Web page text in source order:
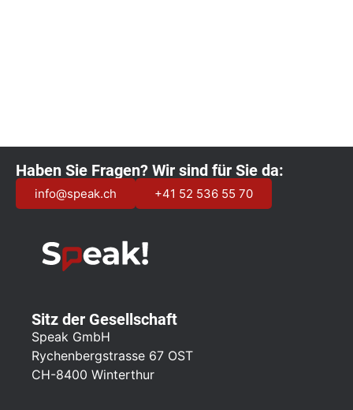
Haben Sie Fragen? Wir sind für Sie da:
info@speak.ch +41 52 536 55 70
Sitz der Gesellschaft
Speak GmbH
Rychenbergstrasse 67 OST
CH-8400 Winterthur